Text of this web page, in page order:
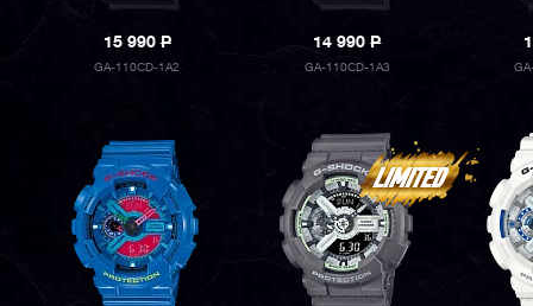
15 990P
GA-110CD-1A2
14 990P
GA-110CD-1A3